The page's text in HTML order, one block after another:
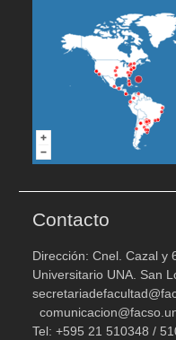
Contacto
Dirección: Cnel. Cazal y
Universitario UNA. San
Tel: +595 21 510348 /